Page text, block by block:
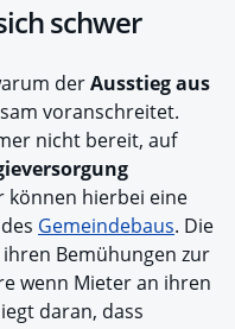
schwer
derAusstieg aus
voranschreitet.
nicht bereit, auf
können hierbei eine
Gemeindebaus. Die
Bemühungen zur
wenn Mieter an ihren
daran, dass